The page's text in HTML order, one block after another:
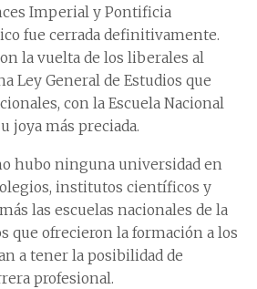
Imperial y Pontificia
fue cerrada definitivamente.
la vuelta de los liberales al
Ley General de Estudios que
con la Escuela Nacional
joya más preciada.
no hubo ninguna universidad en
institutos científicos y
las escuelas nacionales de la
que ofrecieron la formación a los
a tener la posibilidad de
profesional.